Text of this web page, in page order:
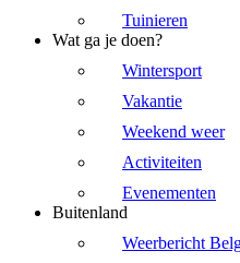
Tuinieren
Wat ga je doen?
Wintersport
Vakantie
Weekend weer
Activiteiten
Evenementen
Buitenland
Weerbericht